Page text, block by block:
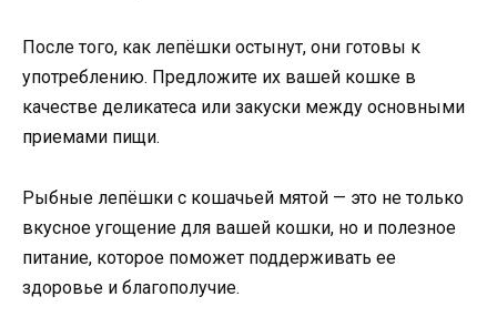
После того, как лепёшки остынут, они готовы к
употреблению. Предложите их вашей кошке в
качестве деликатеса или закуски между основными
приемами пищи.
Рыбные лепёшки с кошачьей мятой — это не только
вкусное угощение для вашей кошки, но и полезное
питание, которое поможет поддерживать ее
здоровье и благополучие.